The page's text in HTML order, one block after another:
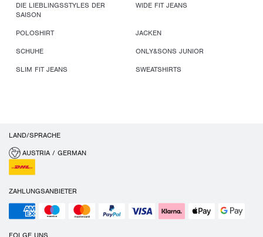
DIE LIEBLINGSSTYLES DER
SAISON
WIDE FIT JEANS
POLOSHIRT
JACKEN
SCHUHE
ONLY&SONS JUNIOR
SLIM FIT JEANS
SWEATSHIRTS
LAND/SPRACHE
AUSTRIA / GERMAN
ZAHLUNGSANBIETER